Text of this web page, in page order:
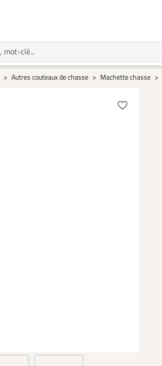
Autres couteaux de chasse Machette chasse
favorite_border